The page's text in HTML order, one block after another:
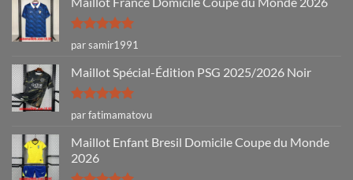
Note5sur
5
par samir1991
Maillot Spécial-Édition PSG 2025/2026 Noir
Note5sur
5
par fatimamatovu
Maillot Enfant Bresil Domicile Coupe du Monde
2026